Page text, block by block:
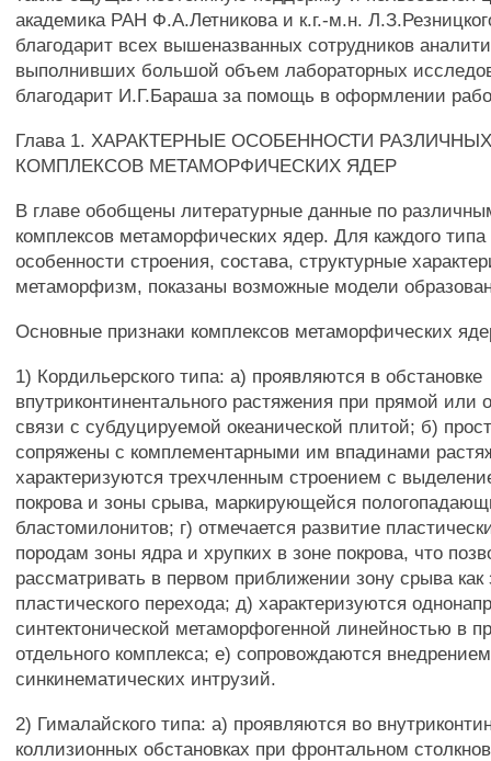
академика РАН Ф.А.Летникова и к.г.-м.н.
благодарит всех вышеназванных сотрудников
выполнивших большой объем лабораторных
благодарит И.Г.Бараша за помощь в оформлении
Глава 1. ХАРАКТЕРНЫЕ ОСОБЕННОСТИ
КОМПЛЕКСОВ МЕТАМОРФИЧЕСКИХ ЯДЕР
В главе обобщены литературные данные по
комплексов метаморфических ядер. Для каждого
особенности строения, состава, структурные
метаморфизм, показаны возможные модели
Основные признаки комплексов метаморфических
1) Кордильерского типа: а) проявляются в обстановке
впутриконтинентального растяжения при прямой или
связи с субдуцируемой океанической плитой; б)
сопряжены с комплементарными им впадинами
характеризуются трехчленным строением с
покрова и зоны срыва, маркирующейся
бластомилонитов; г) отмечается развитие
породам зоны ядра и хрупких в зоне покрова, что
рассматривать в первом приближении зону срыва как
пластического перехода; д) характеризуются
синтектонической метаморфогенной линейностью в
отдельного комплекса; е) сопровождаются внедрением
синкинематических интрузий.
2) Гималайского типа: а) проявляются во
коллизионных обстановках при фронтальном